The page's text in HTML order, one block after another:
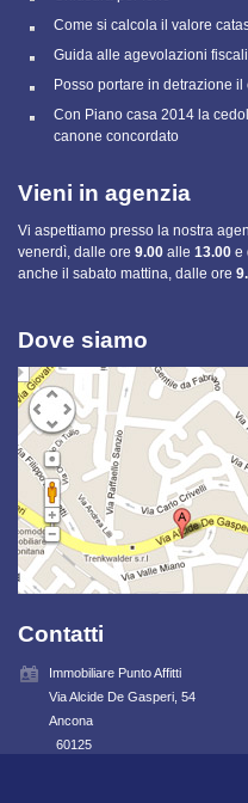
Come si calcola il valore
Guida alle agevolazioni
Posso portare in detrazione
Con Piano casa 2014 la
canone concordato
Vieni in agenzia
Vi aspettiamo presso la nostra
venerdì, dalle ore 9.00 alle 13.00 e
anche il sabato mattina, dalle ore
Dove siamo
Contatti
Immobiliare Punto Affitti
Via Alcide De Gasperi, 54
Ancona
60125